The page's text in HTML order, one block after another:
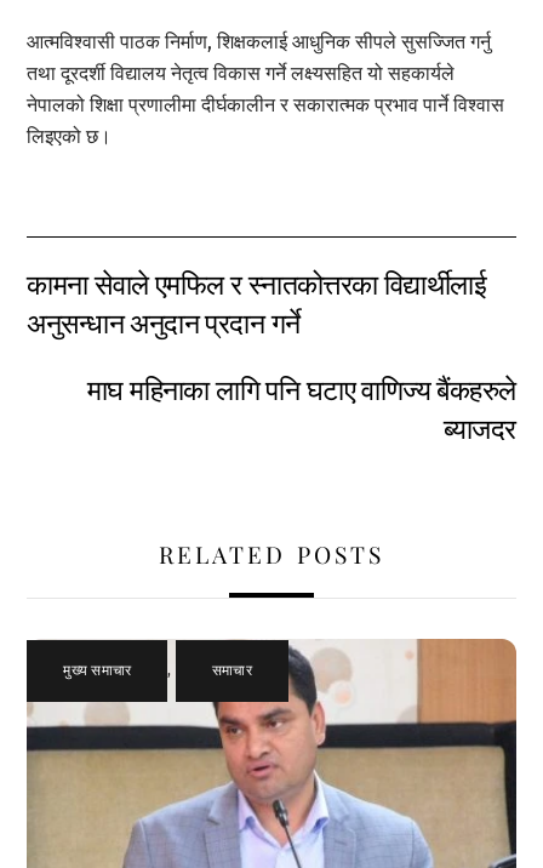
आत्मविश्वासी पाठक निर्माण, शिक्षकलाई आधुनिक सीपले सुसज्जित गर्नु
तथा दूरदर्शी विद्यालय नेतृत्व विकास गर्ने लक्ष्यसहित यो सहकार्यले
नेपालको शिक्षा प्रणालीमा दीर्घकालीन र सकारात्मक प्रभाव पार्ने विश्वास
लिइएको छ।
कामना सेवाले एमफिल र स्नातकोत्तरका विद्यार्थीलाई
अनुसन्धान अनुदान प्रदान गर्ने
माघ महिनाका लागि पनि घटाए वाणिज्य बैंकहरुले
ब्याजदर
RELATED POSTS
मुख्य समाचार , समाचार